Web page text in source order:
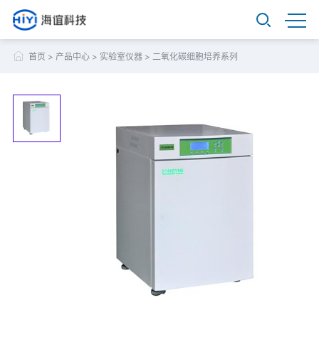
首页 > 产品中心> 实验室仪器> 二氧化碳细胞培养系列